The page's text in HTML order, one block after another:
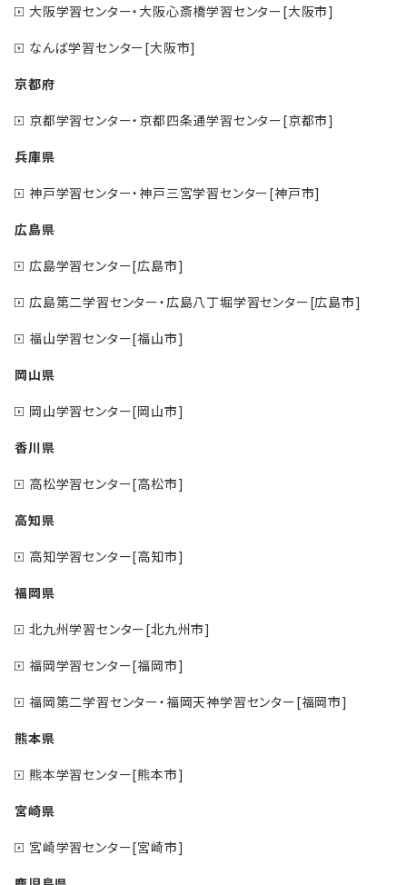
大阪学習センター・大阪心斎橋学習センター[大阪市]
なんば学習センター[大阪市]
京都府
京都学習センター・京都四条通学習センター[京都市]
兵庫県
神戸学習センター・神戸三宮学習センター[神戸市]
広島県
広島学習センター[広島市]
広島第二学習センター・広島八丁堀学習センター[広島市]
福山学習センター[福山市]
岡山県
岡山学習センター[岡山市]
香川県
高松学習センター[高松市]
高知県
高知学習センター[高知市]
福岡県
北九州学習センター[北九州市]
福岡学習センター[福岡市]
福岡第二学習センター・福岡天神学習センター[福岡市]
熊本県
熊本学習センター[熊本市]
宮崎県
宮崎学習センター[宮崎市]